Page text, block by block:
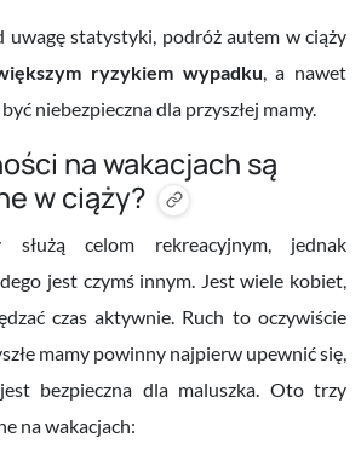
uwagę statystyki, podróż autem w ciąży
ryzykiem wypadku , a nawet
niebezpieczna dla przyszłej mamy.
na wakacjach są
w ciąży?
celom rekreacyjnym, jednak
jest czymś innym. Jest wiele kobiet,
czas aktywnie. Ruch to oczywiście
mamy powinny najpierw upewnić się,
bezpieczna dla maluszka. Oto trzy
na wakacjach: